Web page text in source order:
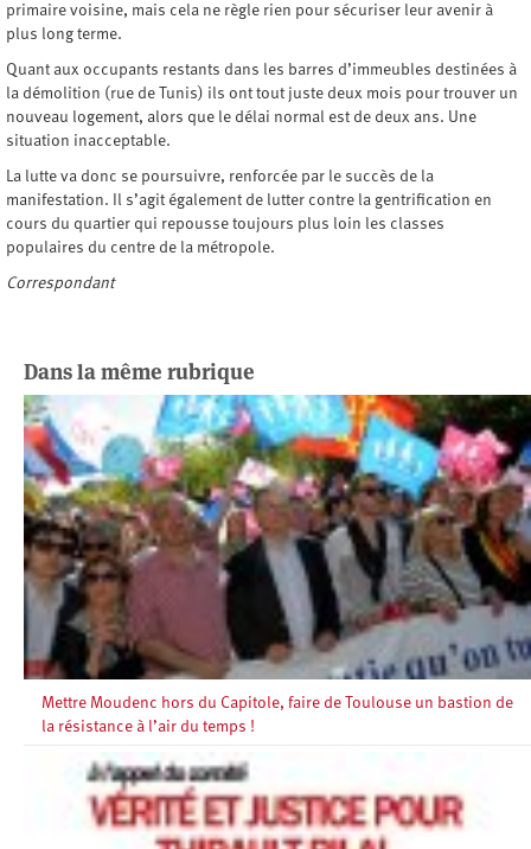
primaire voisine, mais cela ne règle rien pour sécuriser leur avenir à
plus long terme.
Quant aux occupants restants dans les barres d’immeubles destinées à
la démolition (rue de Tunis) ils ont tout juste deux mois pour trouver un
nouveau logement, alors que le délai normal est de deux ans. Une
situation inacceptable.
La lutte va donc se poursuivre, renforcée par le succès de la
manifestation. Il s’agit également de lutter contre la gentrification en
cours du quartier qui repousse toujours plus loin les classes
populaires du centre de la métropole.
Correspondant
Dans la même rubrique
Mettre Moudenc hors du Capitole, faire de Toulouse un bastion de
la résistance à l’air du temps !